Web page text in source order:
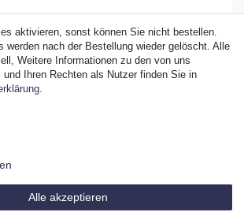
Original Sylter Produkt
aktivieren, sonst können Sie nicht bestellen.
werden nach der Bestellung wieder gelöscht. Alle
Weitere Informationen zu den von uns
und Ihren Rechten als Nutzer finden Sie in
.
Alle akzeptieren